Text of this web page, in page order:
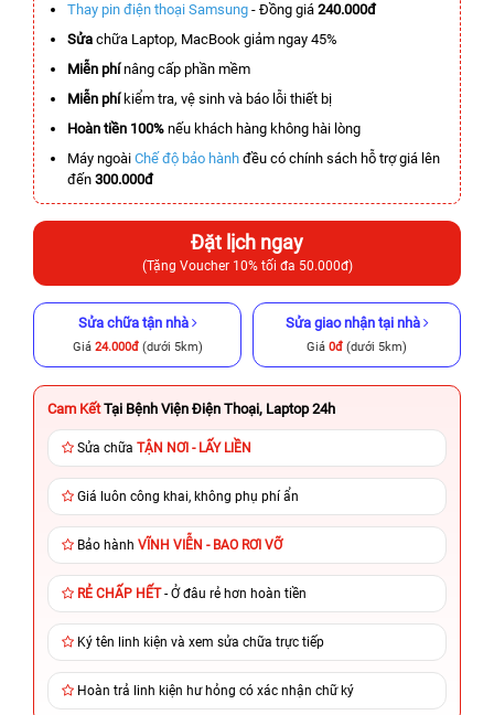
Thay pin điện thoại Samsung - Đồng giá 240.000đ
Sửa chữa Laptop, MacBook giảm ngay 45%
Miễn phínâng cấp phần mềm
Miễn phíkiểm tra, vệ sinh và báo lỗi thiết bị
Hoàn tiền 100% nếu khách hàng không hài lòng
Máy ngoài Chế độ bảo hành đều có chính sách hỗ trợ giá lên
đến 300.000đ
Đặt lịch ngay
(Tặng Voucher 10% tối đa 50.000đ)
Sửa chữa tận nhà
Giá 24.000đ(dưới 5km)
Sửa giao nhận tại nhà
Giá 0đ (dưới 5km)
Cam Kết Tại Bệnh Viện Điện Thoại, Laptop 24h
Sửa chữa TẬN NƠI - LẤY LIỀN
Giá luôn công khai, không phụ phí ẩn
Bảo hành VĨNH VIỄN - BAO RƠI VỠ
RẺ CHẤP HẾT- Ở đâu rẻ hơn hoàn tiền
Ký tên linh kiện và xem sửa chữa trực tiếp
Hoàn trả linh kiện hư hỏng có xác nhận chữ ký